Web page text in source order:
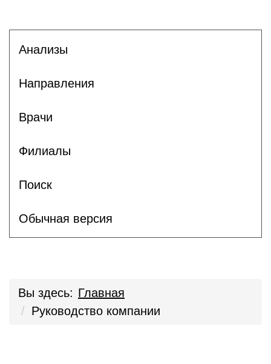
Анализы
Направления
Врачи
Филиалы
Поиск
Обычная версия
Вы здесь: Главная
Руководство компании